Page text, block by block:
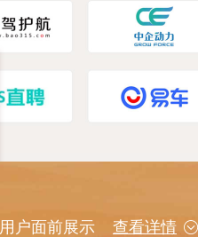
户面前展示 查看详情